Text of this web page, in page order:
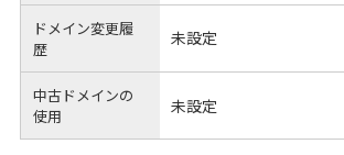
ドメイン変更履
歴
未設定
中古ドメインの
使用
未設定